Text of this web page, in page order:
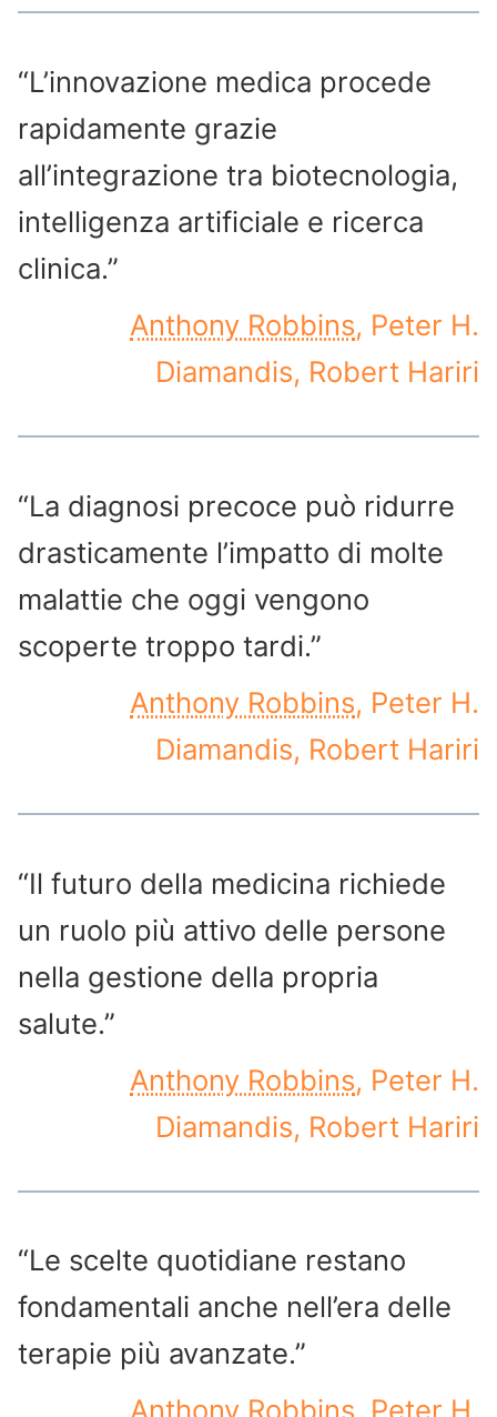
“L’innovazione medica procede
rapidamente grazie
all’integrazione tra biotecnologia,
intelligenza artificiale e ricerca
clinica.”
Anthony Robbins, Peter H.
Diamandis, Robert Hariri
“La diagnosi precoce può ridurre
drasticamente l’impatto di molte
malattie che oggi vengono
scoperte troppo tardi.”
Anthony Robbins, Peter H.
Diamandis, Robert Hariri
“Il futuro della medicina richiede
un ruolo più attivo delle persone
nella gestione della propria
salute.”
Anthony Robbins, Peter H.
Diamandis, Robert Hariri
“Le scelte quotidiane restano
fondamentali anche nell’era delle
terapie più avanzate.”